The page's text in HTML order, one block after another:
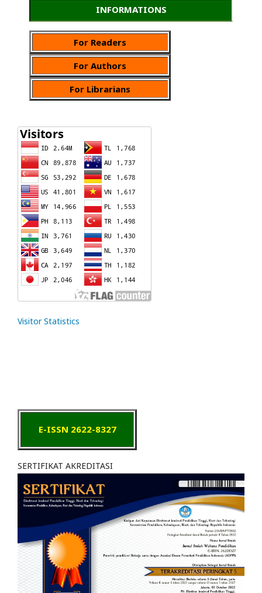
INFORMATIONS
For Readers
For Authors
For Librarians
Visitor Statistics
E-ISSN 2622-8327
SERTIFIKAT AKREDITASI